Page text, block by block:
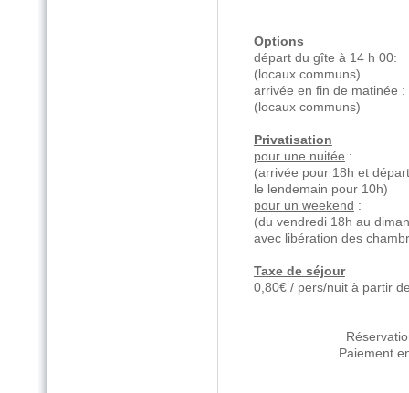
Options
départ du gîte à 14 h
(locaux communs)
arrivée en fin de matinée
(locaux communs)
Privatisation
pour une nuitée :
(arrivée pour 18h et départ
le lendemain pour 10h)
pour un weekend :
(du vendredi 18h au
avec libération des
Taxe de séjour
0,80€ / pers/nuit à partir
Paiement